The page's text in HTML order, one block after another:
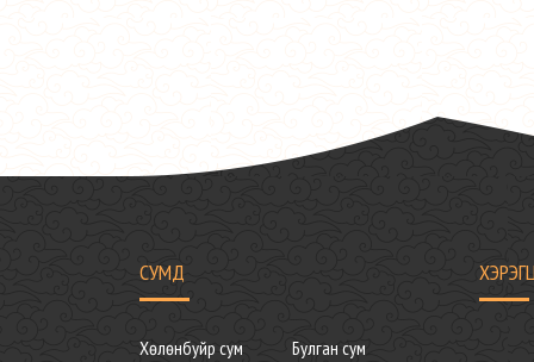
СУМД
Хөлөнбуйр сум
Булган сум